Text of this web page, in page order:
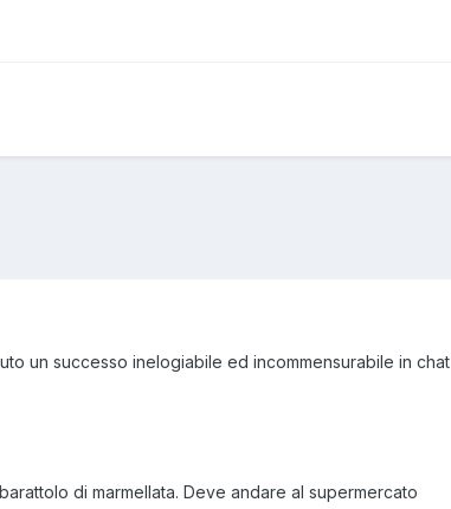
un successo inelogiabile ed incommensurabile in
di marmellata. Deve andare al supermercato